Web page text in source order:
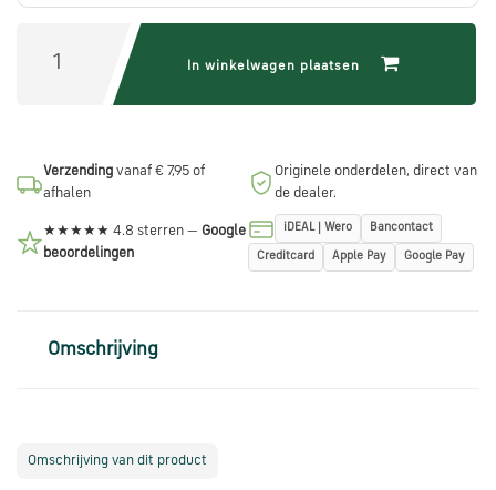
we
helpen?
je
vraag
WhatsApp
e-
Handige
In winkelwagen plaatsen
Verzending vanaf € 7,95 of
afhalen
Originele onderdelen, direct van
de dealer.
★★★★★ 4.8 sterren — Google
beoordelingen
iDEAL | Wero Bancontact
Creditcard Apple Pay Google Pay
Omschrijving
Omschrijving van dit product